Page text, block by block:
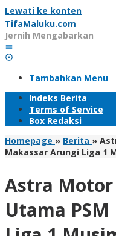
Lewati ke konten
TifaMaluku.com
Jernih Mengabarkan
Tambahkan Menu
Indeks Berita
Terms of Service
Box Redaksi
Homepage » Berita »
Makassar Arungi Liga 1
Astra Motor
Utama